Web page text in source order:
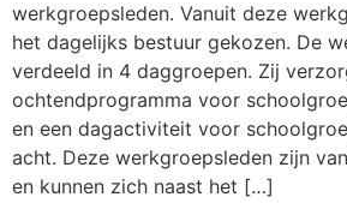
werkgroepsleden. Vanuit deze
het dagelijks bestuur gekozen. De
verdeeld in 4 daggroepen. Zij
ochtendprogramma voor
en een dagactiviteit voor
acht. Deze werkgroepsleden zijn
en kunnen zich naast het […]